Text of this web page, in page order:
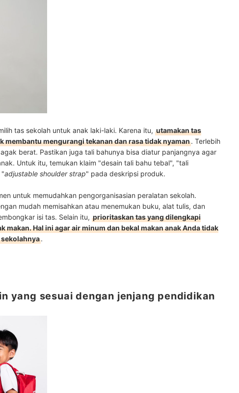
tas sekolah untuk anak laki-laki. Karena itu, utamakan tas
membantu mengurangi tekanan dan rasa tidak nyaman. Terlebih
berat. Pastikan juga tali bahunya bisa diatur panjangnya agar
Untuk itu, temukan klaim "desain tali bahu tebal", "tali
"adjustable shoulder strap" pada deskripsi produk.
untuk memudahkan pengorganisasian peralatan sekolah.
mudah memisahkan atau menemukan buku, alat tulis, dan
isi tas. Selain itu, prioritaskan tas yang dilengkapi
Hal ini agar air minum dan bekal makan anak Anda tidak
.
yang sesuai dengan jenjang pendidikan